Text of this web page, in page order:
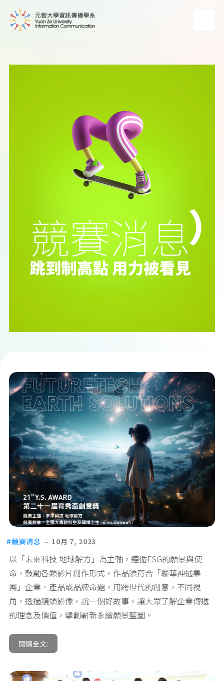
競賽消息 10月 7, 2023
以「未來科技 地球解方」為主軸，遵循ESG的願景與使
命，鼓勵各類影片創作形式，作品須符合「聯華神通集
團」企業、產品或品牌命題，用跨世代的創意，不同視
角，透過鏡頭影像，說一個好故事，讓大眾了解企業傳遞
的理念及價值，擘劃嶄新永續願景藍圖。
閱讀全文: